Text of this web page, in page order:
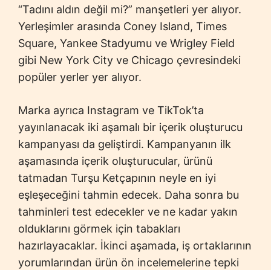
“Tadını aldın değil mi?” manşetleri yer alıyor.
Yerleşimler arasında Coney Island, Times
Square, Yankee Stadyumu ve Wrigley Field
gibi New York City ve Chicago çevresindeki
popüler yerler yer alıyor.
Marka ayrıca Instagram ve TikTok’ta
yayınlanacak iki aşamalı bir içerik oluşturucu
kampanyası da geliştirdi. Kampanyanın ilk
aşamasında içerik oluşturucular, ürünü
tatmadan Turşu Ketçapının neyle en iyi
eşleşeceğini tahmin edecek. Daha sonra bu
tahminleri test edecekler ve ne kadar yakın
olduklarını görmek için tabakları
hazırlayacaklar. İkinci aşamada, iş ortaklarının
yorumlarından ürün ön incelemelerine tepki